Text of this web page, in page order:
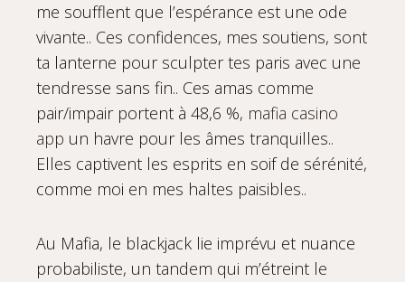
me soufflent que l’espérance est une ode
vivante.. Ces confidences, mes soutiens, sont
ta lanterne pour sculpter tes paris avec une
tendresse sans fin.. Ces amas comme
pair/impair portent à 48,6 %, mafia casino
app un havre pour les âmes tranquilles..
Elles captivent les esprits en soif de sérénité,
comme moi en mes haltes paisibles..
Au Mafia, le blackjack lie imprévu et nuance
probabiliste, un tandem qui m’étreint le